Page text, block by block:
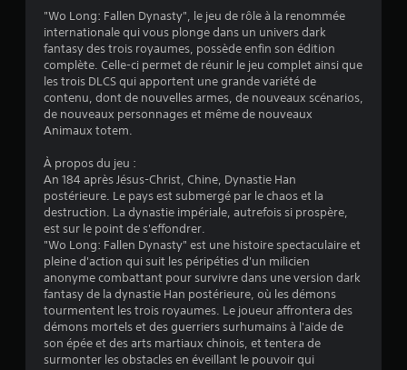
.
7
o
i
l
e
"Wo Long: Fallen Dynasty", le jeu de rôle à la renommée
internationale qui vous plonge dans un univers dark
fantasy des trois royaumes, possède enfin son édition
complète. Celle-ci permet de réunir le jeu complet ainsi que
les trois DLCS qui apportent une grande variété de
contenu, dont de nouvelles armes, de nouveaux scénarios,
de nouveaux personnages et même de nouveaux
Animaux totem.
À propos du jeu :
An 184 après Jésus-Christ, Chine, Dynastie Han
postérieure. Le pays est submergé par le chaos et la
destruction. La dynastie impériale, autrefois si prospère,
est sur le point de s'effondrer.
"Wo Long: Fallen Dynasty" est une histoire spectaculaire et
pleine d'action qui suit les péripéties d'un milicien
anonyme combattant pour survivre dans une version dark
fantasy de la dynastie Han postérieure, où les démons
tourmentent les trois royaumes. Le joueur affrontera des
démons mortels et des guerriers surhumains à l'aide de
son épée et des arts martiaux chinois, et tentera de
surmonter les obstacles en éveillant le pouvoir qui